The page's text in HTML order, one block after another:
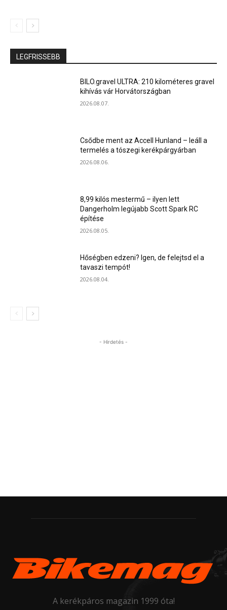
LEGFRISSEBB
BILO.gravel ULTRA: 210 kilométeres gravel
kihívás vár Horvátországban
2026.08.07.
Csődbe ment az Accell Hunland – leáll a
termelés a tószegi kerékpárgyárban
2026.08.06.
8,99 kilós mestermű – ilyen lett
Dangerholm legújabb Scott Spark RC
építése
2026.08.05.
Hőségben edzeni? Igen, de felejtsd el a
tavaszi tempót!
2026.08.04.
- Hirdetés -
A kerékpáros magazin 1999 óta!